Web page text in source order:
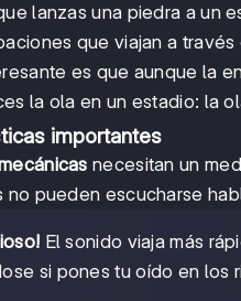
lanzas una piedra a un
que viajan a
es que aunque la
la ola en un estadio: la
importantes
necesitan un
no pueden escucharse
El sonido viaja más
si pones tu oído en los